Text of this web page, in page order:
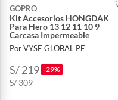
GOPRO
Kit Accesorios HONGDAK
Para Hero 13 12 11 10 9
Carcasa Impermeable
Por VYSE GLOBAL PE
S/ 219 -29%
S/ 309